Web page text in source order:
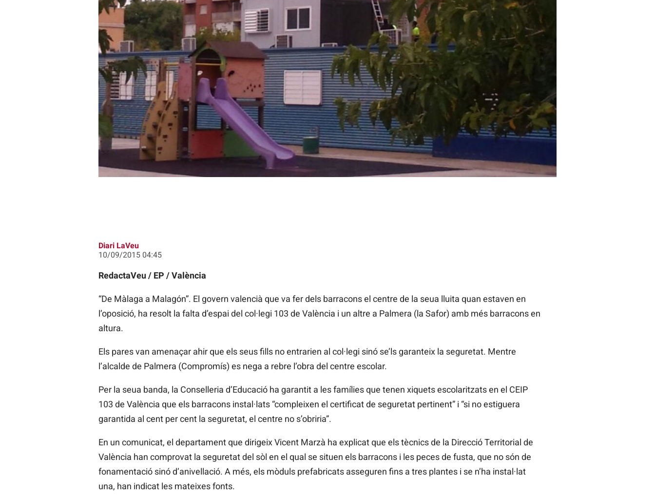
Diari LaVeu
10/09/2015 04:45
RedactaVeu / EP / València
“De Màlaga a Malagón”. El govern valencià que va fer dels barracons el centre de la seua lluita quan estaven en
l’oposició, ha resolt la falta d’espai del col·legi 103 de València i un altre a Palmera (la Safor) amb més barracons en
altura.
Els pares van amenaçar ahir que els seus fills no entrarien al col·legi sinó se’ls garanteix la seguretat. Mentre
l’alcalde de Palmera (Compromís) es nega a rebre l’obra del centre escolar.
Per la seua banda, la Conselleria d’Educació ha garantit a les famílies que tenen xiquets escolaritzats en el CEIP
103 de València que els barracons instal·lats “compleixen el certificat de seguretat pertinent” i “si no estiguera
garantida al cent per cent la seguretat, el centre no s’obriria”.
En un comunicat, el departament que dirigeix Vicent Marzà ha explicat que els tècnics de la Direcció Territorial de
València han comprovat la seguretat del sòl en el qual se situen els barracons i les peces de fusta, que no són de
fonamentació sinó d’anivellació. A més, els mòduls prefabricats asseguren fins a tres plantes i se n’ha instal·lat
una, han indicat les mateixes fonts.